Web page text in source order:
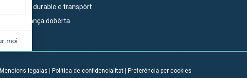
Territòri durable e transpòrt
Governança dobèrta
Mencions legalas Política de confidencialitat Preferéncia per cookies